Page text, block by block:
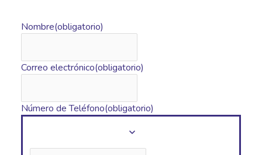
Nombre(obligatorio)
Correo electrónico(obligatorio)
Número de Teléfono(obligatorio)